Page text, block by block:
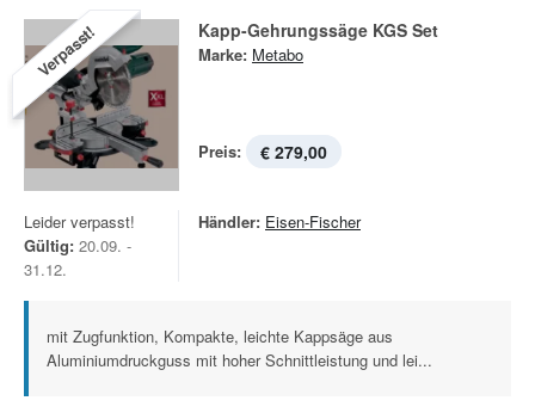
Verpasst! Kapp-Gehrungssäge KGS Set
Marke: Metabo
Preis: € 279,00
Leider verpasst!
Gültig: 20.09. -
31.12.
Händler: Eisen-Fischer
mit Zugfunktion, Kompakte, leichte Kappsäge aus
Aluminiumdruckguss mit hoher Schnittleistung und lei...